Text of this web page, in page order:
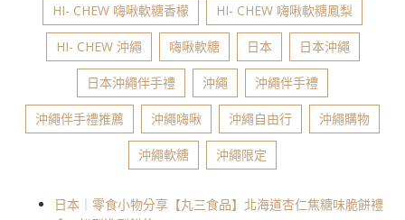
HI- CHEW 嗨啾軟糖香檬 HI- CHEW 嗨啾軟糖鳳梨
HI- CHEW 沖繩 嗨啾軟糖 日本 日本沖繩
日本沖繩伴手禮 沖繩 沖繩伴手禮
沖繩伴手禮推薦 沖繩嗨啾 沖繩自由行 沖繩購物
沖繩軟糖 沖繩限定
日本｜零食小物分享【丸三食品】北海道杏仁焦糖味脆餅禮